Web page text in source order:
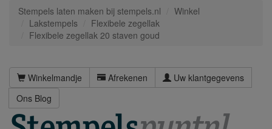
Stempels laten maken bij stempels.nl
Winkel
Lakstempels
Flexibele zegellak
Flexibele zegellak 20 staven goud
Winkelmandje Afrekenen
Uw klantgegevens
Ons Blog